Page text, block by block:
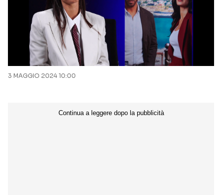
ANTEPRIME
RETROSCENA
INTERVISTE
RUBRICHE
3 MAGGIO 2024 10:00